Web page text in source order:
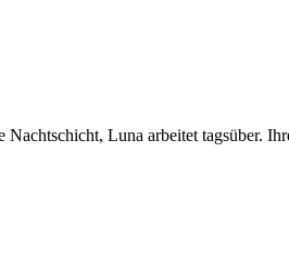
Luna arbeitet tagsüber.